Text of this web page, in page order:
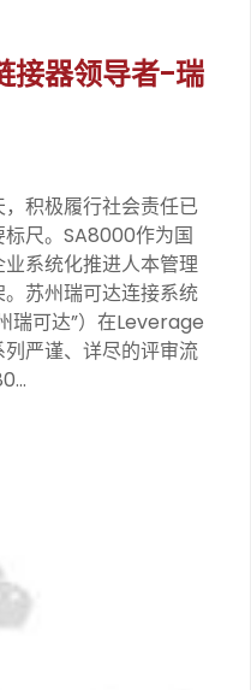
接器领导者-瑞
积极履行社会责任已
尺。SA8000作为国
系统化推进人本管理
苏州瑞可达连接系统
瑞可达”）在Leverage
严谨、详尽的评审流